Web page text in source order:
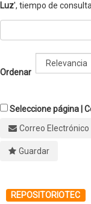
Luz', tiempo de
Ordenar
Seleccione página |
Correo Electrónico
Guardar
REPOSITORIOTEC